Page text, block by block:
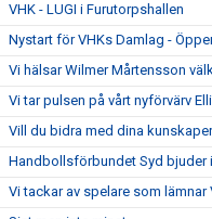
VHK - LUGI i Furutorpshallen
Nystart för VHKs Damlag -
Vi hälsar Wilmer Mårtensson
Vi tar pulsen på vårt nyförvärv
Vill du bidra med dina
Handbollsförbundet Syd bjuder
Vi tackar av spelare som lämnar